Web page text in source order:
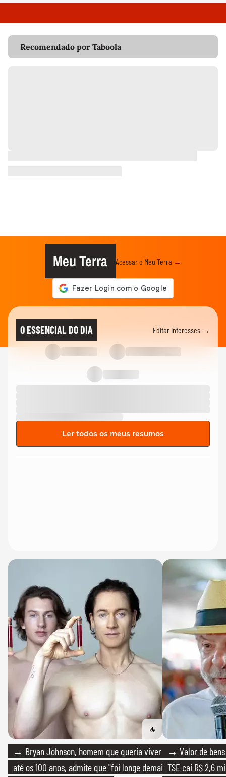
Recomendado por Taboola
Meu Terra Acessar o Meu Terra →
O ESSENCIAL DO DIA Editar interesses →
Ler todos os meus resumos
→ Bryan Johnson, homem que queria viver
até os 100 anos, admite que "foi longe demais
→ Valor de
TSE cai R$ 2,6